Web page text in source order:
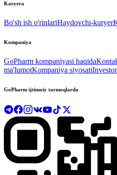
Karyera
Bo'sh ish o'rinlariHaydovchi-kuryer
Kompaniya
GoPharm kompaniyasi haqida
ma'lumotKompaniya siyosati
GoPharm ijtimoiy tarmoqlarda